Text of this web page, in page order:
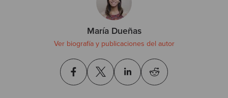
María Dueñas
Ver biografía y publicaciones del autor